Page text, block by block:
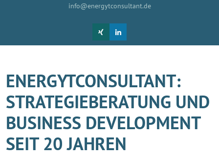
info@energytconsultant.de
ENERGYTCONSULTANT:
STRATEGIEBERATUNG UND
BUSINESS DEVELOPMENT
SEIT 20 JAHREN